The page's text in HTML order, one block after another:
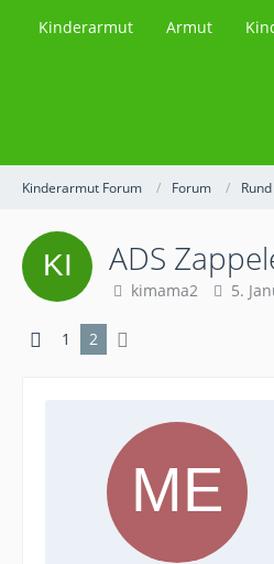
Kinderarmut Armut
Kinderarmut Forum Forum
ADS
kimama2 5.
1 2